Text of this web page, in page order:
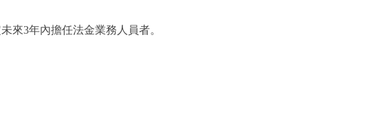
來3年內擔任法金業務人員者。